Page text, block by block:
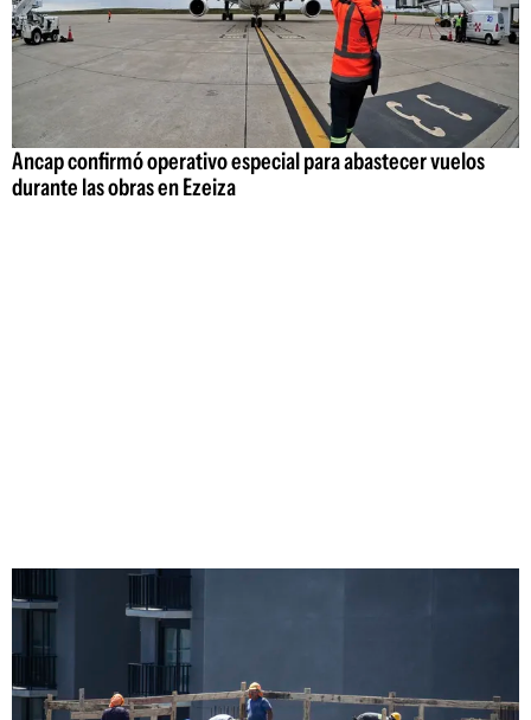
Ancap confirmó operativo especial para abastecer vuelos
durante las obras en Ezeiza